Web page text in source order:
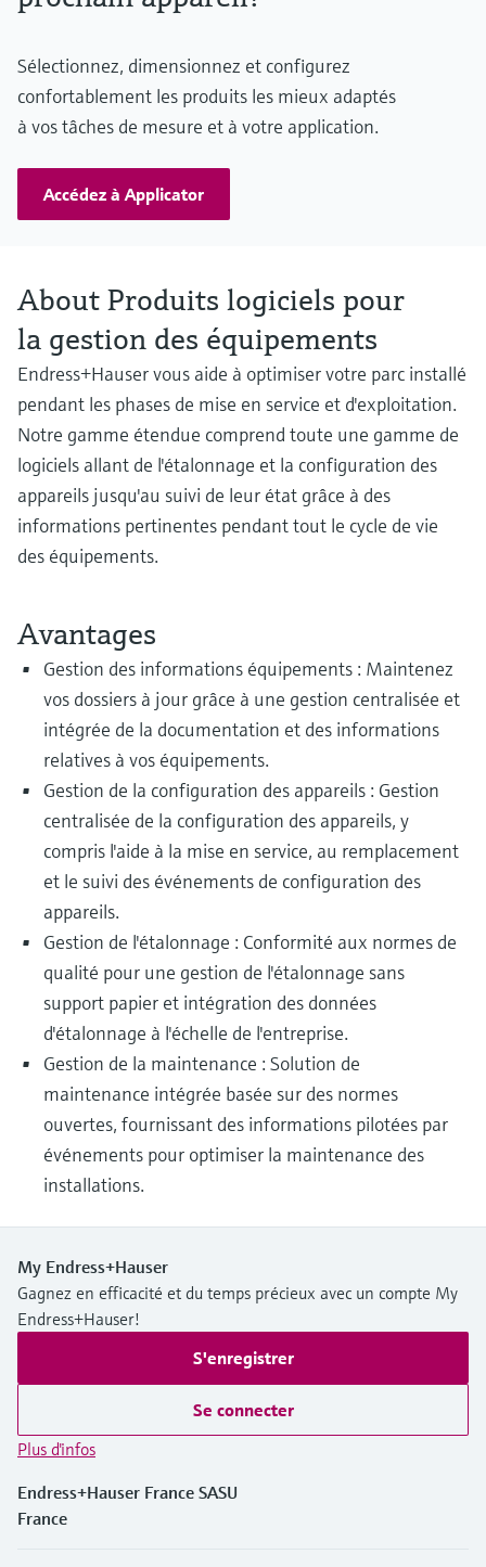
Sélectionnez, dimensionnez et configurez
confortablement les produits les mieux adaptés
à vos tâches de mesure et à votre application.
Accédez à Applicator
About Produits logiciels pour
la gestion des équipements
Endress+Hauser vous aide à optimiser votre parc installé
pendant les phases de mise en service et d'exploitation.
Notre gamme étendue comprend toute une gamme de
logiciels allant de l'étalonnage et la configuration des
appareils jusqu'au suivi de leur état grâce à des
informations pertinentes pendant tout le cycle de vie
des équipements.
Avantages
Gestion des informations équipements : Maintenez
vos dossiers à jour grâce à une gestion centralisée et
intégrée de la documentation et des informations
relatives à vos équipements.
Gestion de la configuration des appareils : Gestion
centralisée de la configuration des appareils, y
compris l'aide à la mise en service, au remplacement
et le suivi des événements de configuration des
appareils.
Gestion de l'étalonnage : Conformité aux normes de
qualité pour une gestion de l'étalonnage sans
support papier et intégration des données
d'étalonnage à l'échelle de l'entreprise.
Gestion de la maintenance : Solution de
maintenance intégrée basée sur des normes
ouvertes, fournissant des informations pilotées par
événements pour optimiser la maintenance des
installations.
My Endress+Hauser
Gagnez en efficacité et du temps précieux avec un compte My
Endress+Hauser!
S'enregistrer
Se connecter
Plus d'infos
Endress+Hauser France SASU
France